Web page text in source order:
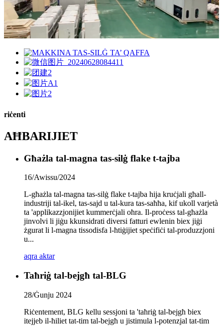
riċenti
AĦBARIJIET
Għażla tal-magna tas-silġ flake t-tajba
16/Awissu/2024
L-għażla tal-magna tas-silġ flake t-tajba hija kruċjali għall-
industriji tal-ikel, tas-sajd u tal-kura tas-saħħa, kif ukoll varjetà
ta 'applikazzjonijiet kummerċjali oħra. Il-proċess tal-għażla
jinvolvi li jiġu kkunsidrati diversi fatturi ewlenin biex jiġi
żgurat li l-magna tissodisfa l-ħtiġijiet speċifiċi tal-produzzjoni
u...
aqra aktar
Taħriġ tal-bejgħ tal-BLG
28/Ġunju 2024
Riċentement, BLG kellu sessjoni ta 'taħriġ tal-bejgħ biex
itejjeb il-ħiliet tat-tim tal-bejgħ u jistimula l-potenzjal tat-tim